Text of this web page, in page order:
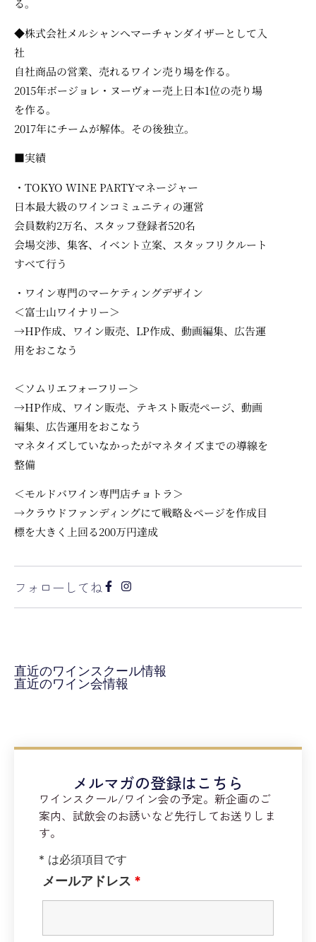
る。
◆株式会社メルシャンへマーチャンダイザーとして入
社
自社商品の営業、売れるワイン売り場を作る。
2015年ボージョレ・ヌーヴォー売上日本1位の売り場
を作る。
2017年にチームが解体。その後独立。
■実績
・TOKYO WINE PARTYマネージャー
日本最大級のワインコミュニティの運営
会員数約2万名、スタッフ登録者520名
会場交渉、集客、イベント立案、スタッフリクルート
すべて行う
・ワイン専門のマーケティングデザイン
＜富士山ワイナリー＞
→HP作成、ワイン販売、LP作成、動画編集、広告運
用をおこなう
＜ソムリエフォーフリー＞
→HP作成、ワイン販売、テキスト販売ページ、動画
編集、広告運用をおこなう
マネタイズしていなかったがマネタイズまでの導線を
整備
＜モルドバワイン専門店チョトラ＞
→クラウドファンディングにて戦略＆ページを作成目
標を大きく上回る200万円達成
フォローしてね
直近のワインスクール情報
直近のワイン会情報
メルマガの登録はこちら
ワインスクール/ワイン会の予定。新企画のご
案内、試飲会のお誘いなど先行してお送りしま
す。
* は必須項目です
メールアドレス *